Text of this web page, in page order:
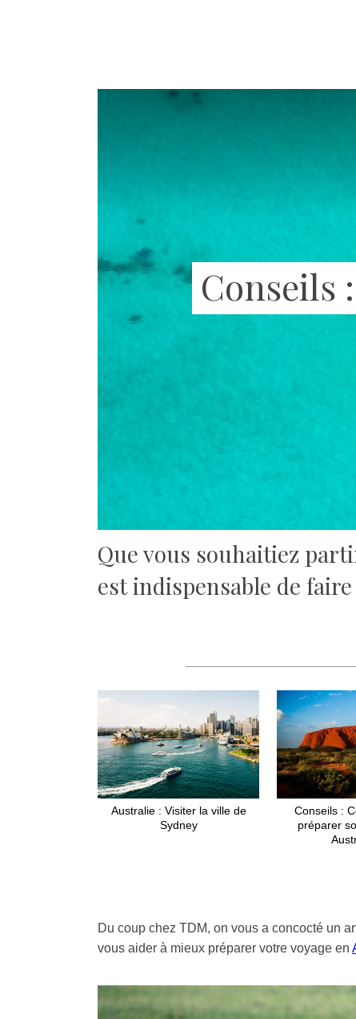
Conseils
Que vous souhaitiez
est indispensable de
Australie : Visiter la ville de
Sydney
Conseils :
préparer
Du coup chez TDM, on vous a concocté un
vous aider à mieux préparer votre voyage en